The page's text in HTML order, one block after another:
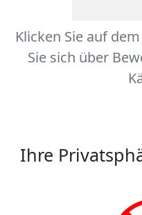
Klicken Sie auf
Sie sich über
Ihre